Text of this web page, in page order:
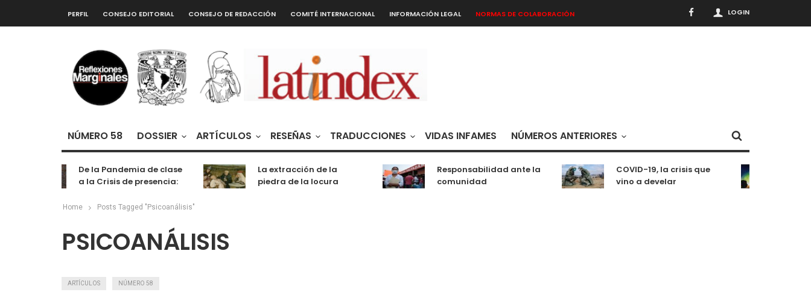
LOGIN
PERFIL CONSEJO EDITORIAL CONSEJO DE REDACCIÓN COMITÉ INTERNACIONAL INFORMACIÓN LEGAL NORMAS DE COLABORACIÓN
NÚMERO 58 DOSSIER ARTÍCULOS RESEÑAS TRADUCCIONES VIDAS INFAMES NÚMEROS ANTERIORES
De la Pandemia de clase
a la Crisis de presencia:
entretenimiento
La extracción de la
piedra de la locura
Responsabilidad ante la
comunidad
COVID-19, la crisis que
vino a develar
Home Posts Tagged "Psicoanálisis"
PSICOANÁLISIS
ARTÍCULOS NÚMERO 58